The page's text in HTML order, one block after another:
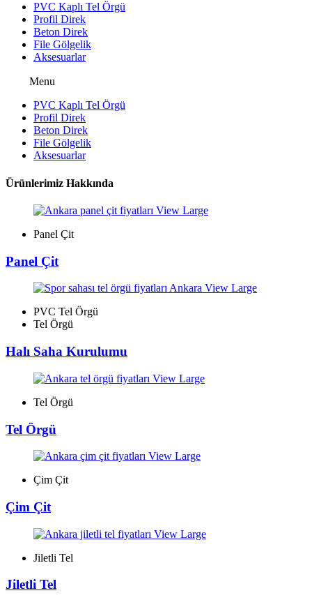
PVC Kaplı Tel Örgü
Profil Direk
Beton Direk
File Gölgelik
Aksesuarlar
Menu
PVC Kaplı Tel Örgü
Profil Direk
Beton Direk
File Gölgelik
Aksesuarlar
Ürünlerimiz Hakkında
View Large
Panel Çit
Panel Çit
View Large
PVC Tel Örgü
Tel Örgü
Halı Saha Kurulumu
View Large
Tel Örgü
Tel Örgü
View Large
Çim Çit
Çim Çit
View Large
Jiletli Tel
Jiletli Tel